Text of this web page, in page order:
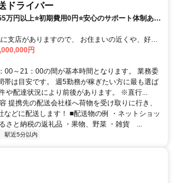
ドライバー
万円以上⭐️初期費用0円⭐️安心のサポート体制あり
等）履歴書不要！
です。 ※自宅から車で通える範囲 ・転勤は
カーかレンタル車両での直行直帰 ・車通勤可
円
00～21：00の間が基本時間となります。 業務委
帯は目安です。 週5勤務が稼ぎたい方に最も選ば
や配達状況により前後があります。 ※直行...
提携先の配送会社様へ荷物を受け取りに行き、
などに配送します！ ■配送物の例 ・ネットショッ
さと納税の返礼品 ・果物、野菜 ・雑貨 ...
駅近5分以内